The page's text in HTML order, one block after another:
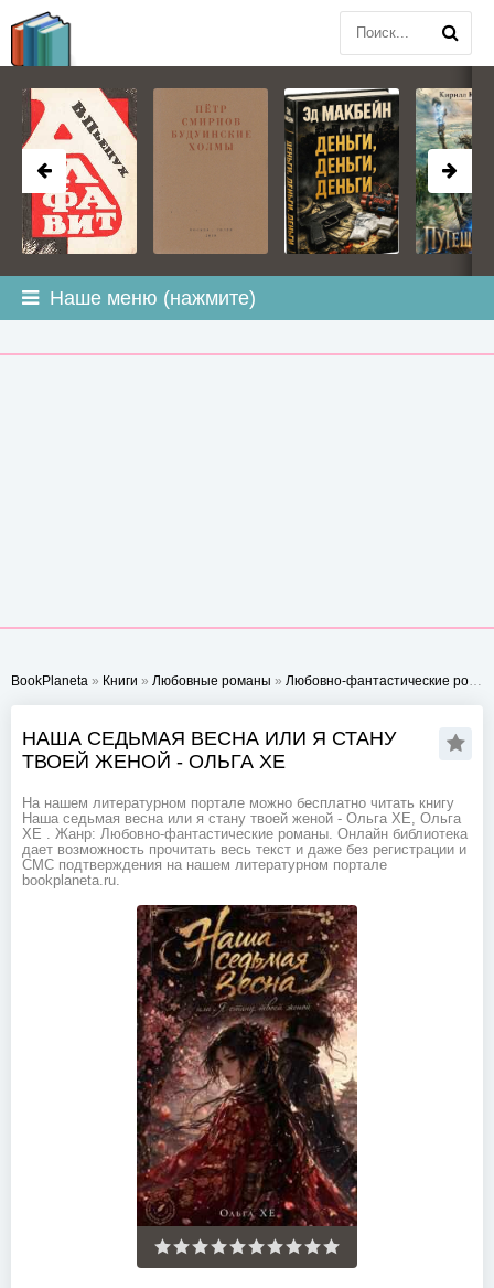
Наше меню (нажмите)
BookPlaneta » Книги » Любовные романы » Любовно-фантастические романы
НАША СЕДЬМАЯ ВЕСНА ИЛИ Я СТАНУ
ТВОЕЙ ЖЕНОЙ - ОЛЬГА ХЕ
На нашем литературном портале можно бесплатно читать книгу
Наша седьмая весна или я стану твоей женой - Ольга ХЕ, Ольга
ХЕ . Жанр: Любовно-фантастические романы. Онлайн библиотека
дает возможность прочитать весь текст и даже без регистрации и
СМС подтверждения на нашем литературном портале
bookplaneta.ru.
BOOKPLANETA.COM